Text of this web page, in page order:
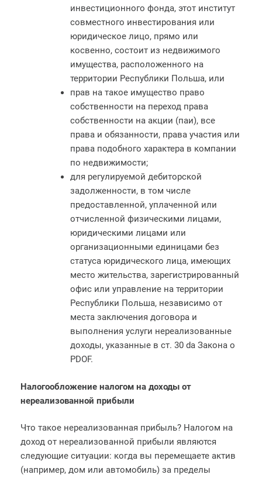
инвестиционного фонда, этот институт
совместного инвестирования или
юридическое лицо, прямо или
косвенно, состоит из недвижимого
имущества, расположенного на
территории Республики Польша, или
прав на такое имущество право
собственности на переход права
собственности на акции (паи), все
права и обязанности, права участия или
права подобного характера в компании
по недвижимости;
для регулируемой дебиторской
задолженности, в том числе
предоставленной, уплаченной или
отчисленной физическими лицами,
юридическими лицами или
организационными единицами без
статуса юридического лица, имеющих
место жительства, зарегистрированный
офис или управление на территории
Республики Польша, независимо от
места заключения договора и
выполнения услуги нереализованные
доходы, указанные в ст. 30 da Закона о
PDOF.
Налогообложение налогом на доходы от
нереализованной прибыли
Что такое нереализованная прибыль? Налогом на
доход от нереализованной прибыли являются
следующие ситуации: когда вы перемещаете актив
(например, дом или автомобиль) за пределы